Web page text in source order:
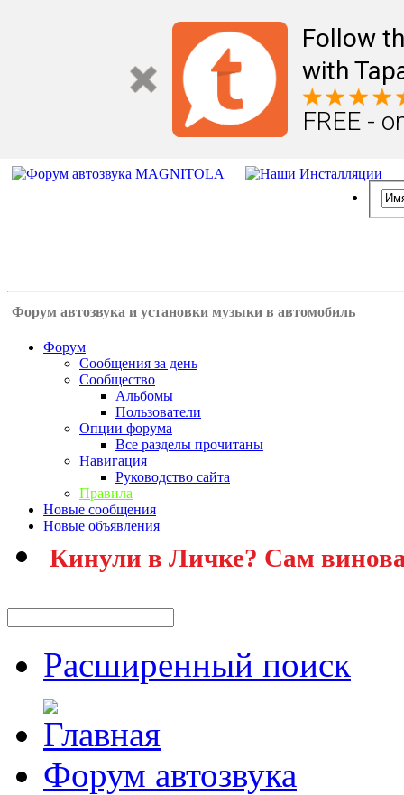
Follow
with
FREE -
Форум автозвука и установки музыки в автомобиль
Форум
Сообщения за день
Сообщество
Альбомы
Пользователи
Опции форума
Все разделы прочитаны
Навигация
Руководство сайта
Правила
Новые сообщения
Новые объявления
Кинули в Личке? Сам
Расширенный поиск
Форум автозвука